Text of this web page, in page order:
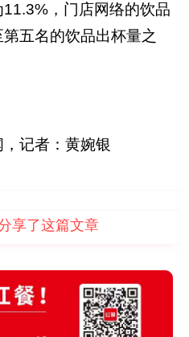
，门店网络的饮品
五名的饮品出杯量之
记者：黄婉银
享了这篇文章